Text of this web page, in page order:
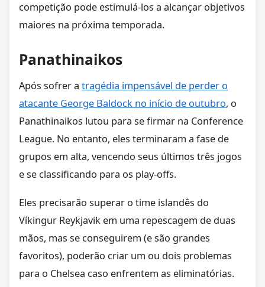
competição pode estimulá-los a alcançar objetivos
maiores na próxima temporada.
Panathinaikos
Após sofrer a tragédia impensável de perder o
atacante George Baldock no início de outubro, o
Panathinaikos lutou para se firmar na Conference
League. No entanto, eles terminaram a fase de
grupos em alta, vencendo seus últimos três jogos
e se classificando para os play-offs.
Eles precisarão superar o time islandês do
Víkingur Reykjavik em uma repescagem de duas
mãos, mas se conseguirem (e são grandes
favoritos), poderão criar um ou dois problemas
para o Chelsea caso enfrentem as eliminatórias.